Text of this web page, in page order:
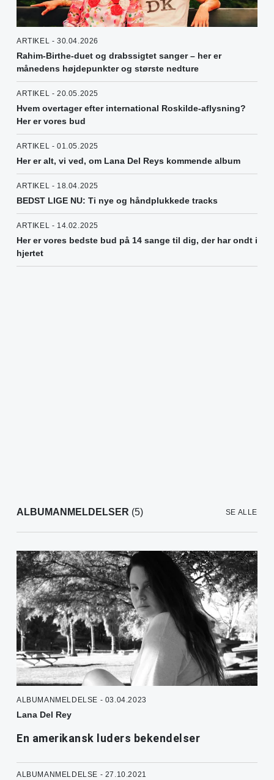
ARTIKEL - 30.04.2026
Rahim-Birthe-duet og drabssigtet sanger – her er
månedens højdepunkter og største nedture
ARTIKEL - 20.05.2025
Hvem overtager efter international Roskilde-aflysning?
Her er vores bud
ARTIKEL - 01.05.2025
Her er alt, vi ved, om Lana Del Reys kommende album
ARTIKEL - 18.04.2025
BEDST LIGE NU: Ti nye og håndplukkede tracks
ARTIKEL - 14.02.2025
Her er vores bedste bud på 14 sange til dig, der har ondt i
hjertet
ALBUMANMELDELSER (5) SE ALLE
ALBUMANMELDELSE - 03.04.2023
Lana Del Rey
En amerikansk luders bekendelser
ALBUMANMELDELSE - 27.10.2021